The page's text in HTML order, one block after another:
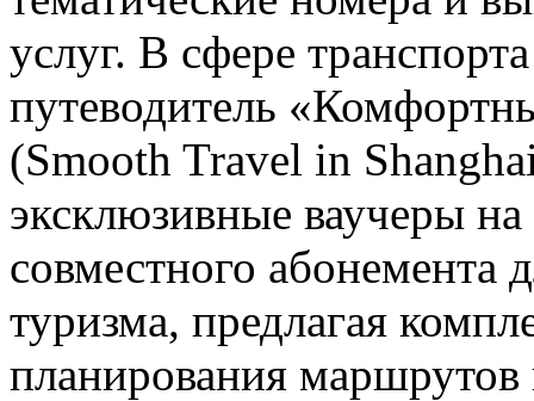
услуг. В сфере
путеводитель
(Smooth Travel in
эксклюзивные ваучеры
совместного абонемента
туризма, предлагая
планирования маршрутов